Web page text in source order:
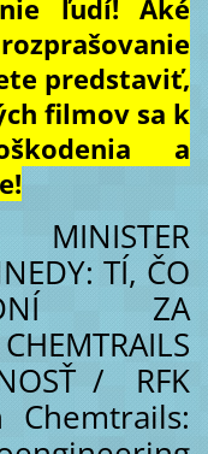
ľudí! Aké
predstaviť,
filmov sa k
a
TÍ, ČO
ZA
/ RFK